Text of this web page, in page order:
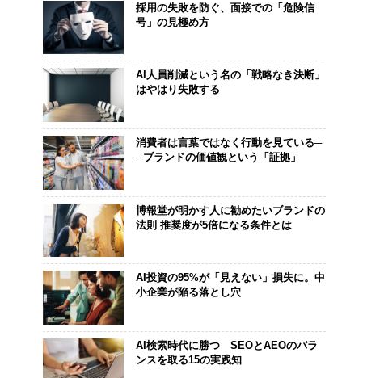
採用の失敗を防ぐ、面接での「危険信
号」の見極め方
AI人員削減という名の「戦略なき決断」
はやはり失敗する
消費者は言葉ではなく行動を見ている─
─ブランドの価値観という「証拠」
博報堂が明かす人に勧めたいブランドの
法則 推奨度が5倍になる条件とは
AI投資の95%が「見えない」損失に。中
小企業が陥る落とし穴
AI検索時代に勝つ SEOとAEOのバラ
ンスを取る15の実践知